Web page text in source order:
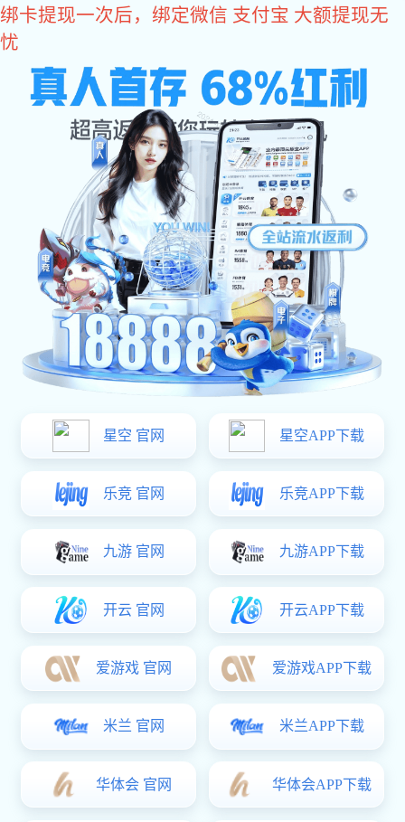
豪利777app下载
网站豪利777app下载 公司简介 产品展示
产品分类
Product classification
柴油发电机
发电电焊机
高原发电机
车载发电机
大功率柴油发电机
公司资讯
静音柴油发电机的优点
单、低频噪声小，那